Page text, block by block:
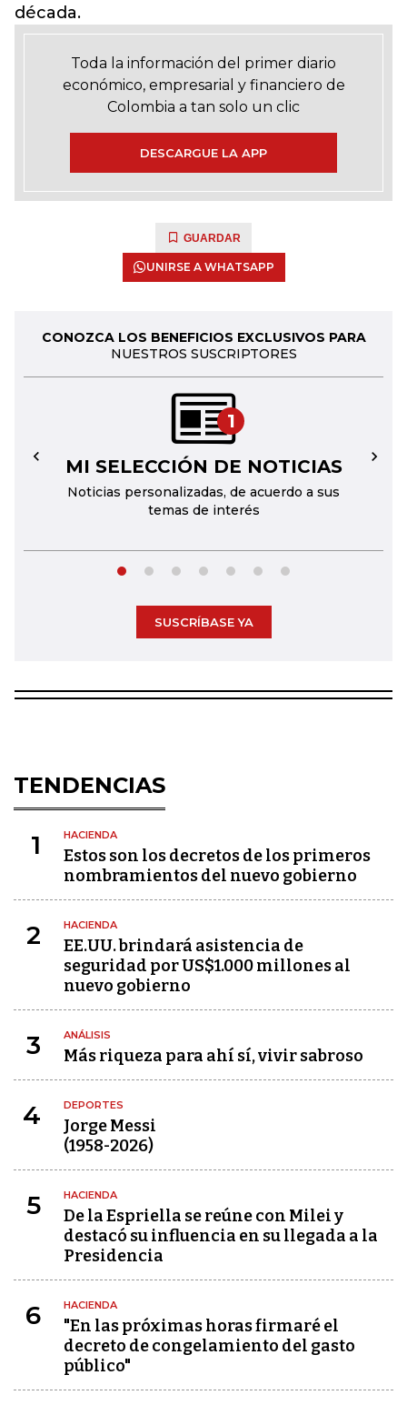
década.
Toda la información del primer diario
económico, empresarial y financiero de
Colombia a tan solo un clic
DESCARGUE LA APP
GUARDAR
UNIRSE A WHATSAPP
CONOZCA LOS BENEFICIOS EXCLUSIVOS PARA
NUESTROS SUSCRIPTORES
1
MI SELECCIÓN DE NOTICIAS
Noticias personalizadas, de acuerdo a sus
temas de interés
← →
SUSCRÍBASE YA
TENDENCIAS
1 HACIENDA
Estos son los decretos de los primeros
nombramientos del nuevo gobierno
2 HACIENDA
EE.UU. brindará asistencia de
seguridad por US$1.000 millones al
nuevo gobierno
3 ANÁLISIS
Más riqueza para ahí sí, vivir sabroso
4 DEPORTES
Jorge Messi
(1958-2026)
5 HACIENDA
De la Espriella se reúne con Milei y
destacó su influencia en su llegada a la
Presidencia
6 HACIENDA
"En las próximas horas firmaré el
decreto de congelamiento del gasto
público"